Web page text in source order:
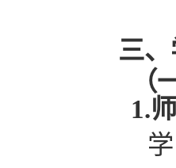
三
（
1.